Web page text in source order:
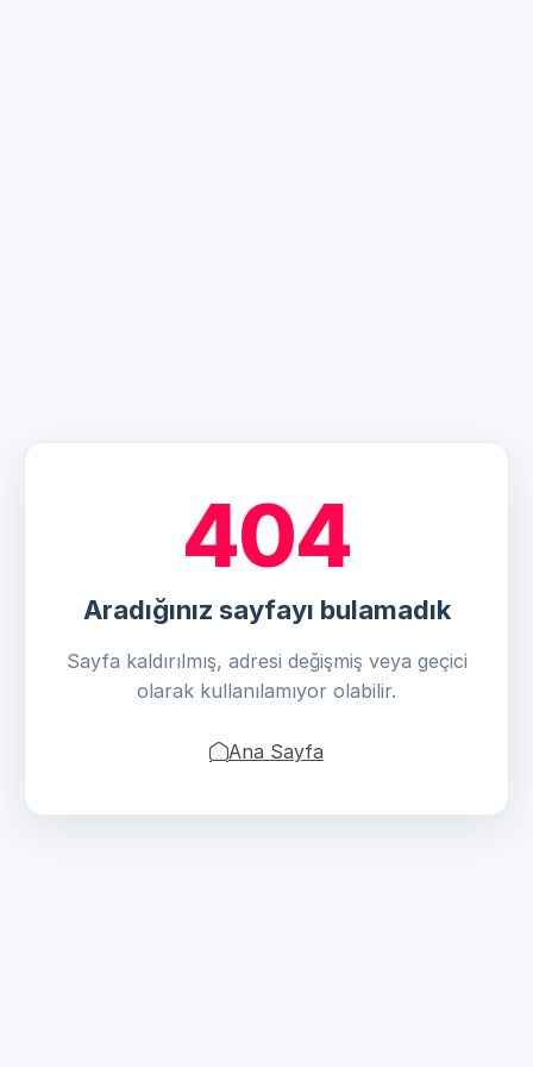
404
Aradığınız sayfayı bulamadık
Sayfa kaldırılmış, adresi değişmiş veya geçici
olarak kullanılamıyor olabilir.
Ana Sayfa